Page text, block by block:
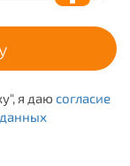
я даю согласие